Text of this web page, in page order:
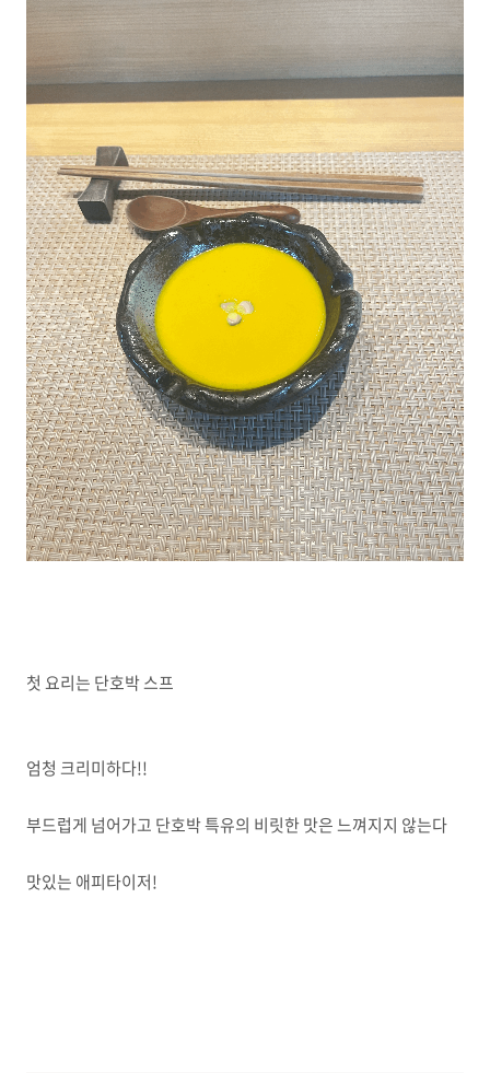
첫 요리는 단호박 스프
엄청 크리미하다!!
부드럽게 넘어가고 단호박 특유의 비릿한 맛은 느껴지지 않는다
맛있는 애피타이저!